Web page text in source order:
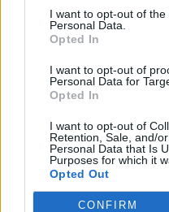
I want to opt-out of the
Personal Data.
Opted In
I want to opt-out of
Personal Data for
Opted In
I want to opt-out of
Retention, Sale, and/
Personal Data that Is
Purposes for which it
Opted Out
CONFIRM
syntyminuutti ratkaisee
useita voittajia, niin
5. Osallistumalla kisaan
oikeuden ottaa sinuun
kohdalle. Emme käytä
markkinointitarkoituksiin.
6. Osallistumalla kisaan